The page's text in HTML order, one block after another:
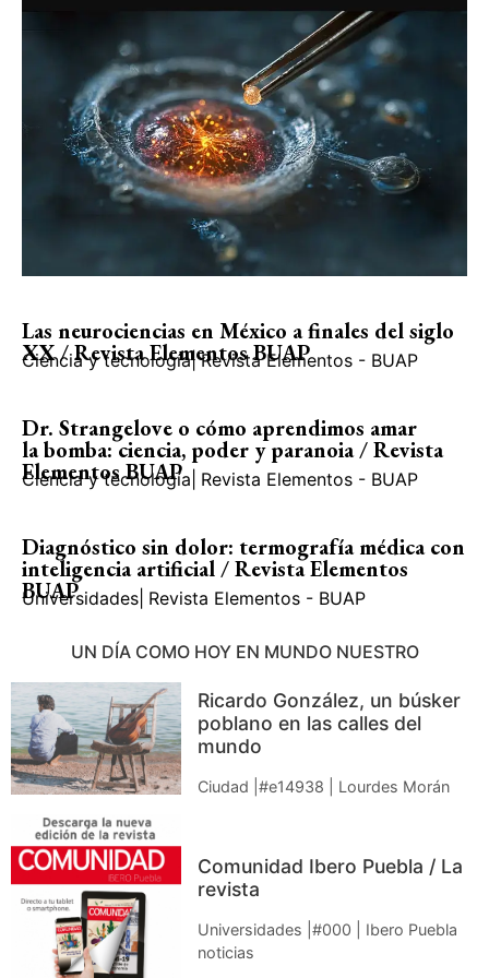
Las neurociencias en México a finales del siglo
XX / Revista Elementos BUAP
Ciencia y tecnología| Revista Elementos - BUAP
Dr. Strangelove o cómo aprendimos amar
la bomba: ciencia, poder y paranoia / Revista
Elementos BUAP
Ciencia y tecnología Revista Elementos - BUAP
Diagnóstico sin dolor: termografía médica con
inteligencia artificial / Revista Elementos
BUAP
Universidades Revista Elementos - BUAP
UN DÍA COMO HOY EN MUNDO NUESTRO
Ricardo González, un búsker
poblano en las calles del
mundo
Ciudad |#e14938 | Lourdes Morán
Comunidad Ibero Puebla / La
revista
Universidades |#000 | Ibero Puebla
noticias